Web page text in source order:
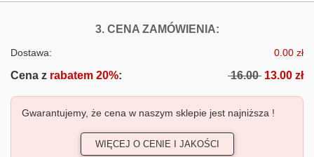
3. CENA ZAMÓWIENIA:FOTOTAPETY
Dostawa: 0.00 zł
Cena z rabatem 20%: 16.00 13.00 zł
Gwarantujemy, że cena w naszym sklepie jest najniższa !
WIĘCEJ O CENIE I JAKOŚCI